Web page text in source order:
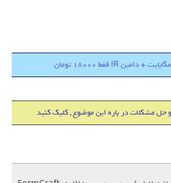
حل مشکلات در باره این موضوع , کلیک کنید